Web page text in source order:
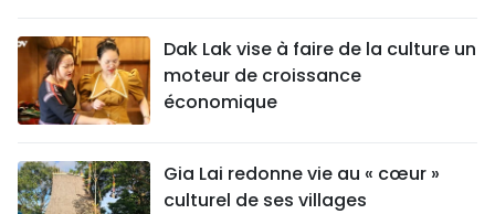
Dak Lak vise à faire de la culture un
moteur de croissance
économique
Gia Lai redonne vie au « cœur »
culturel de ses villages